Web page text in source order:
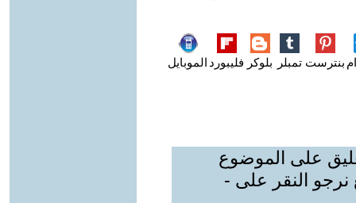
بنترست تمبلر بلوكر فليبورد الموبايل
على الموضوع
نرجو النقر على -